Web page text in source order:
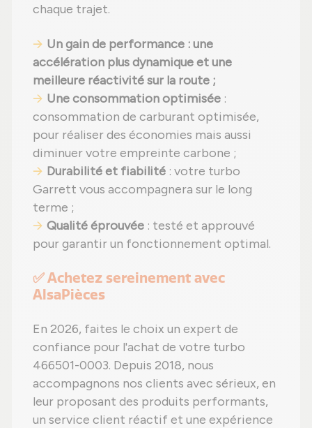
chaque trajet.
Un gain de performance : une
accélération plus dynamique et une
meilleure réactivité sur la route ;
Une consommation optimisée :
consommation de carburant optimisée,
pour réaliser des économies mais aussi
diminuer votre empreinte carbone ;
Durabilité et fiabilité : votre turbo
Garrett vous accompagnera sur le long
terme ;
Qualité éprouvée : testé et approuvé
pour garantir un fonctionnement optimal.
✅ Achetez sereinement avec
AlsaPièces
En 2026, faites le choix un expert de
confiance pour l'achat de votre turbo
466501-0003. Depuis 2018, nous
accompagnons nos clients avec sérieux, en
leur proposant des produits performants,
un service client réactif et une expérience